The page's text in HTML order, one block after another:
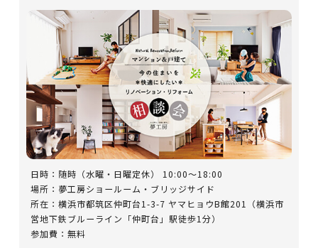
日時：随時（水曜・日曜定休） 10:00～18:00
場所：夢工房ショールーム・ブリッジサイド
所在：横浜市都筑区仲町台1-3-7 ヤマヒョウB館201（横浜市
営地下鉄ブルーライン「仲町台」駅徒歩1分）
参加費：無料